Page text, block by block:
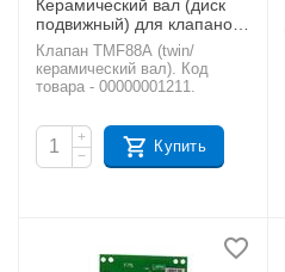
Керамический вал (диск
подвижный) для клапанов
Runxin TM F88A Twin
Клапан TMF88A (twin/
керамический вал). Код
товара - 00000001211.
+
−
Купить